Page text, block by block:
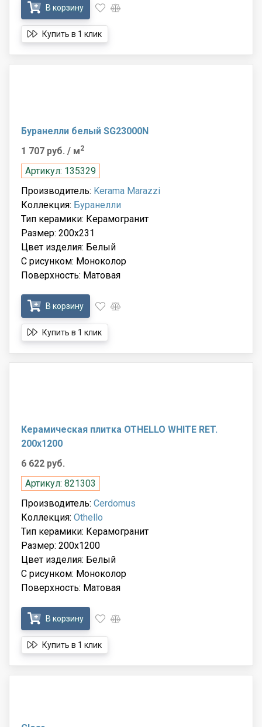
В корзину
Купить в 1 клик
Буранелли белый SG23000N
1 707 руб. / м2
Артикул: 135329
Производитель: Kerama Marazzi
Коллекция: Буранелли
Тип керамики: Керамогранит
Размер: 200x231
Цвет изделия: Белый
С рисунком: Моноколор
Поверхность: Матовая
В корзину
Купить в 1 клик
Керамическая плитка OTHELLO WHITE RET.
200x1200
6 622 руб.
Артикул: 821303
Производитель: Cerdomus
Коллекция: Othello
Тип керамики: Керамогранит
Размер: 200x1200
Цвет изделия: Белый
С рисунком: Моноколор
Поверхность: Матовая
В корзину
Купить в 1 клик